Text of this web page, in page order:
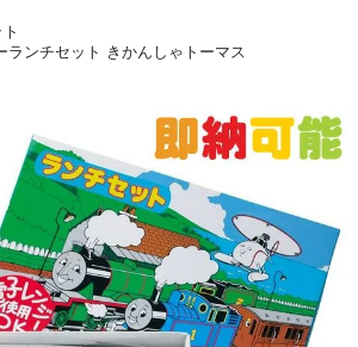
ランチセット きかんしゃトーマス